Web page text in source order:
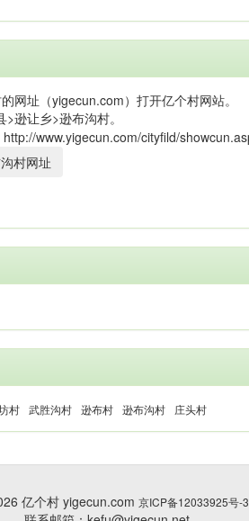
网址（yigecun.com）打开亿个村网站。
逊让乡>逊布沟村。
村网址
村 武胜沟村 逊布村 逊布沟村 庄头村
亿个村 yigecun.com 京ICP备12033925号-3